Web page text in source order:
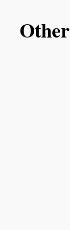
Other